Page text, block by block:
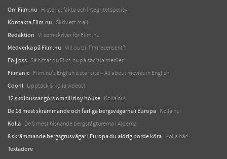
Om Film.nu Historia, fakta och integritetspolicy
Kontakta Film.nu Skriv ett mail
Redaktion Vi som skriver för Film.nu
Medverka på Film.nu Vill du bli filmrecensent?
Följ oss Så hittar du Film.nu på sociala medier
Filmanic Film.nu's English sister site – All about movies in English
Coohl Upptäck & kolla videos!
12 skolbussar görs om till tiny house Kolla nu!
De 18 mest skrämmande och farliga bergsvägarna i Europa Kolla nu!
Kolla De 8 mest hisnande bergstågturerna i Alperna
8 skrämmande bergsgrusvägar i Europa du aldrig borde köra Kolla här!
Textadore